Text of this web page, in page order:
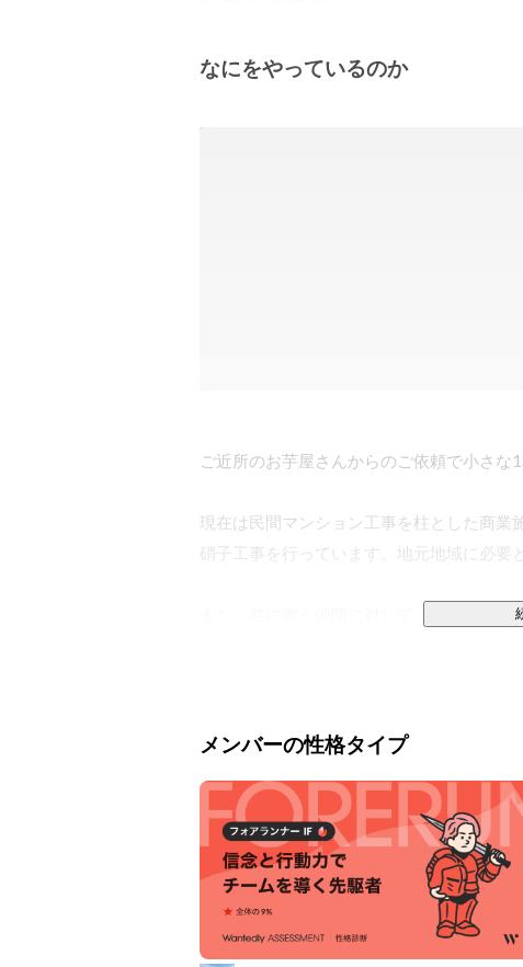
なにをやっているのか
ご近所のお芋屋さんからのご依頼で小さな
現在は民間マンション工事を柱とした商業
硝子工事を行っています。地元地域に必要
また、共に働く仲間に対して「要で働い
メンバーの性格タイプ